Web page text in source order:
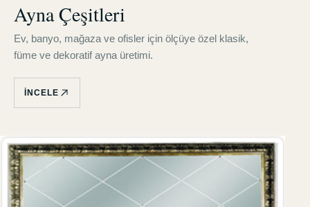
Ayna Çeşitleri
Ev, banyo, mağaza ve ofisler için ölçüye özel klasik,
füme ve dekoratif ayna üretimi.
İNCELE